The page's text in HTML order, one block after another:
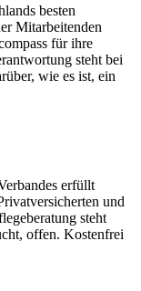
besten
Mitarbeitenden
für ihre
steht bei
wie es ist, ein
erfüllt
und
steht
offen. Kostenfrei